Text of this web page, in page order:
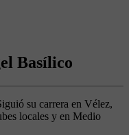
Basílico
su carrera en Vélez,
locales y en Medio